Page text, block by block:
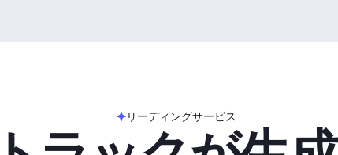
リーディングサービス